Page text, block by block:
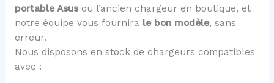
portable Asus ou l’ancien chargeur en boutique, et
notre équipe vous fournira le bon modèle, sans
erreur.
Nous disposons en stock de chargeurs compatibles
avec :